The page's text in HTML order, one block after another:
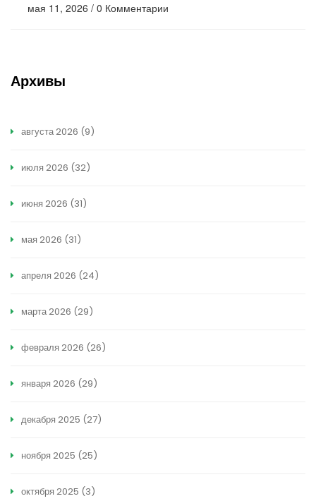
мая 11, 2026 / 0 Комментарии
Архивы
августа 2026 (9)
июля 2026 (32)
июня 2026 (31)
мая 2026 (31)
апреля 2026 (24)
марта 2026 (29)
февраля 2026 (26)
января 2026 (29)
декабря 2025 (27)
ноября 2025 (25)
октября 2025 (3)